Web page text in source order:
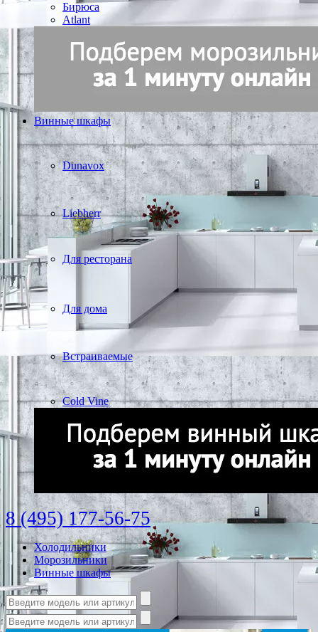
Бирюса
Atlant
Винные шкафы
Dunavox
Liebherr
Для ресторана
Для дома
Встраиваемые
Cold Vine
8 (495) 177-56-75
Холодильники
Морозильники
Винные шкафы